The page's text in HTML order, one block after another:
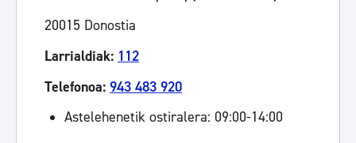
20015 Donostia
Larrialdiak: 112
Telefonoa: 943 483 920
Astelehenetik ostiralera: 09:00-14:00